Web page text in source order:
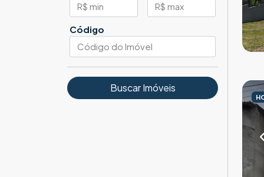
Código
Buscar Imóveis